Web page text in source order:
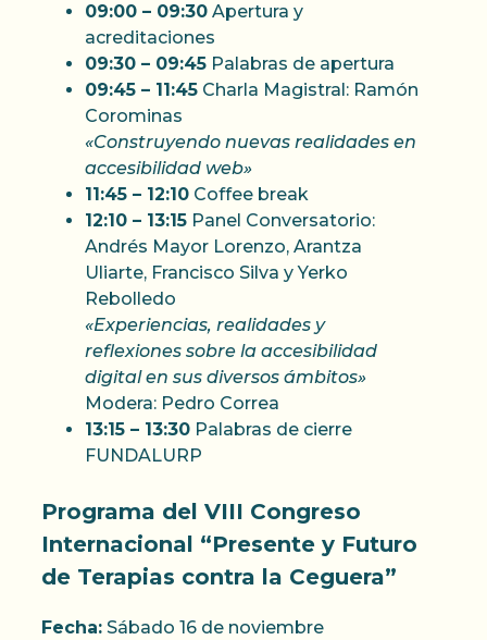
09:00 – 09:30 Apertura y
acreditaciones
09:30 – 09:45 Palabras de apertura
09:45 – 11:45 Charla Magistral: Ramón
Corominas
«Construyendo nuevas realidades en
accesibilidad web»
11:45 – 12:10 Coffee break
12:10 – 13:15 Panel Conversatorio:
Andrés Mayor Lorenzo, Arantza
Uliarte, Francisco Silva y Yerko
Rebolledo
«Experiencias, realidades y
reflexiones sobre la accesibilidad
digital en sus diversos ámbitos»
Modera: Pedro Correa
13:15 – 13:30 Palabras de cierre
FUNDALURP
Programa del VIII Congreso
Internacional “Presente y Futuro
de Terapias contra la Ceguera”
Fecha: Sábado 16 de noviembre